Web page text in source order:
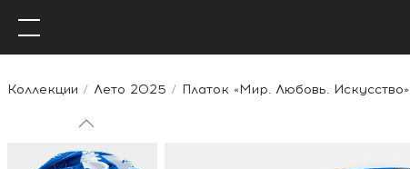
Коллекции Лето 2025 Платок «Мир. Любовь. Искусство»